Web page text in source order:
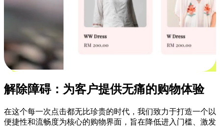
解除障碍：为客户提供无痛的购物体验
在这个每一次点击都无比珍贵的时代，我们致力于打造一个以
便捷性和流畅度为核心的购物界面，旨在降低进入门槛、激发